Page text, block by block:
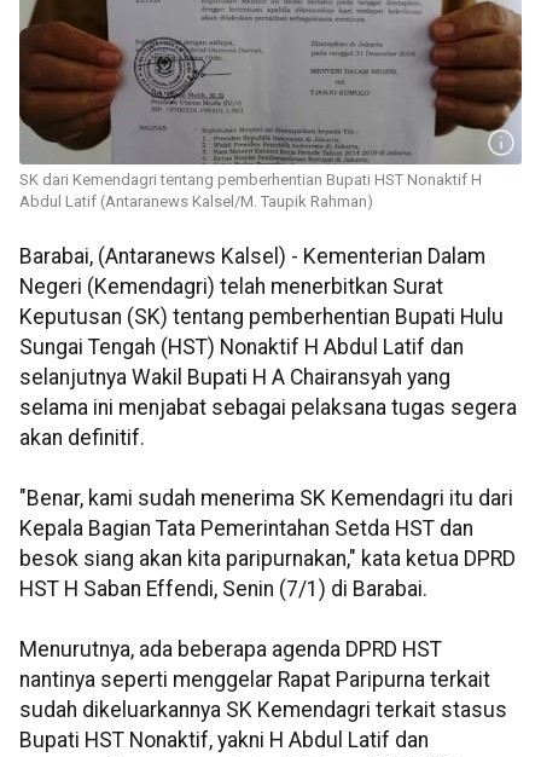
SK dari Kemendagri tentang pemberhentian Bupati HST Nonaktif H
Abdul Latif (Antaranews Kalsel/M. Taupik Rahman)
Barabai, (Antaranews Kalsel) - Kementerian Dalam
Negeri (Kemendagri) telah menerbitkan Surat
Keputusan (SK) tentang pemberhentian Bupati Hulu
Sungai Tengah (HST) Nonaktif H Abdul Latif dan
selanjutnya Wakil Bupati H A Chairansyah yang
selama ini menjabat sebagai pelaksana tugas segera
akan definitif.
"Benar, kami sudah menerima SK Kemendagri itu dari
Kepala Bagian Tata Pemerintahan Setda HST dan
besok siang akan kita paripurnakan," kata ketua DPRD
HST H Saban Effendi, Senin (7/1) di Barabai.
Menurutnya, ada beberapa agenda DPRD HST
nantinya seperti menggelar Rapat Paripurna terkait
sudah dikeluarkannya SK Kemendagri terkait stasus
Bupati HST Nonaktif, yakni H Abdul Latif dan